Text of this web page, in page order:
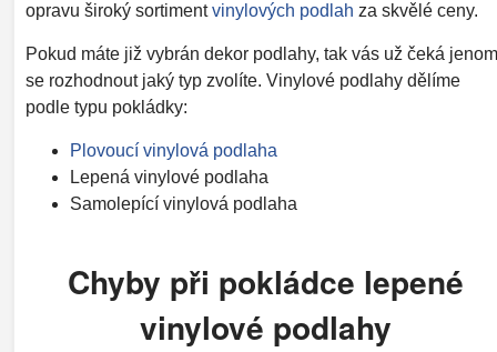
opravu široký sortimentvinylových podlah za skvělé ceny.
Pokud máte již vybrán dekor podlahy, tak vás už čeká jenom
se rozhodnout jaký typ zvolíte. Vinylové podlahy dělíme
podle typu pokládky:
Plovoucí vinylová podlaha
Lepená vinylové podlaha
Samolepící vinylová podlaha
Chyby při pokládce lepené
vinylové podlahy